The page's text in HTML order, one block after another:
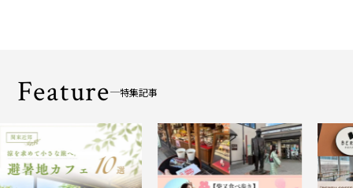
Feature 特集記事